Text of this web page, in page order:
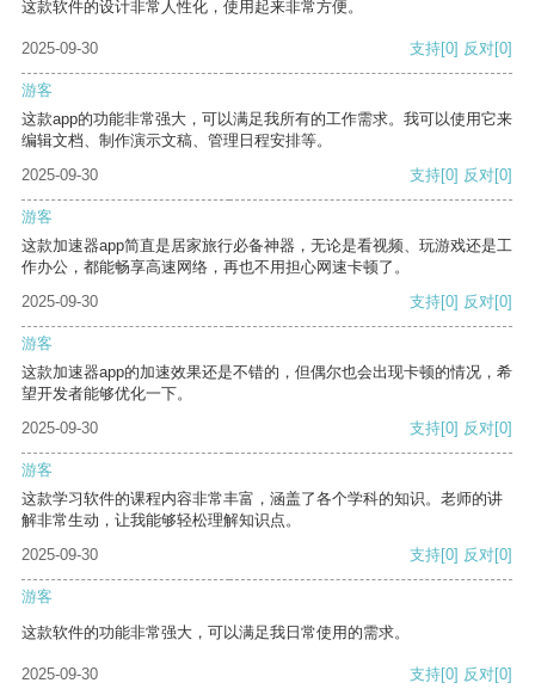
这款软件的设计非常人性化，使用起来非常方便。
2025-09-30 支持[0] 反对[0]
游客
这款app的功能非常强大，可以满足我所有的工作需求。我可以使用它来
编辑文档、制作演示文稿、管理日程安排等。
2025-09-30
支持[0] 反对[0]
游客
这款加速器app简直是居家旅行必备神器，无论是看视频、玩游戏还是工
作办公，都能畅享高速网络，再也不用担心网速卡顿了。
2025-09-30
支持[0] 反对[0]
游客
这款加速器app的加速效果还是不错的，但偶尔也会出现卡顿的情况，希
望开发者能够优化一下。
2025-09-30
支持[0] 反对[0]
游客
这款学习软件的课程内容非常丰富，涵盖了各个学科的知识。老师的讲
解非常生动，让我能够轻松理解知识点。
2025-09-30
支持[0] 反对[0]
游客
这款软件的功能非常强大，可以满足我日常使用的需求。
2025-09-30 支持[0] 反对[0]